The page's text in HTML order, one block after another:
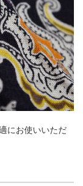
にお使いいただ